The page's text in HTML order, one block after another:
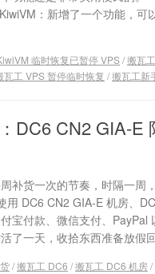
：新增了一个功能，
临时恢复已暂停 VPS/搬瓦工
瓦工 VPS 暂停临时恢复 /搬瓦工新
DC6 CN2 GIA-E
补货一次的节奏，时隔一周
用 DC6 CN2 GIA-E 机房、
宝付款、微信支付、
了一天，收拾东西准备放假
/搬瓦工 DC6 /搬瓦工 DC6 机房/